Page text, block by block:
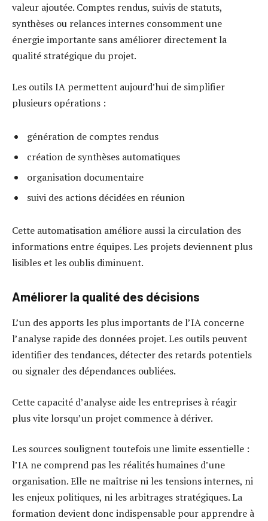
valeur ajoutée. Comptes rendus, suivis de statuts,
synthèses ou relances internes consomment une
énergie importante sans améliorer directement la
qualité stratégique du projet.
Les outils IA permettent aujourd’hui de simplifier
plusieurs opérations :
génération de comptes rendus
création de synthèses automatiques
organisation documentaire
suivi des actions décidées en réunion
Cette automatisation améliore aussi la circulation des
informations entre équipes. Les projets deviennent plus
lisibles et les oublis diminuent.
Améliorer la qualité des décisions
L’un des apports les plus importants de l’IA concerne
l’analyse rapide des données projet. Les outils peuvent
identifier des tendances, détecter des retards potentiels
ou signaler des dépendances oubliées.
Cette capacité d’analyse aide les entreprises à réagir
plus vite lorsqu’un projet commence à dériver.
Les sources soulignent toutefois une limite essentielle :
l’IA ne comprend pas les réalités humaines d’une
organisation. Elle ne maîtrise ni les tensions internes, ni
les enjeux politiques, ni les arbitrages stratégiques. La
formation devient donc indispensable pour apprendre à